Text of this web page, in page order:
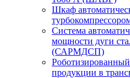
Шкаф
Система
мощности дуги
(САРМДСП)
продукции в